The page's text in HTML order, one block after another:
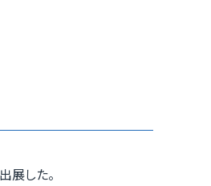
した。